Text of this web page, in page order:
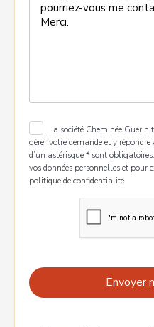
La société Cheminée
gérer votre demande et y
d’un astérisque * sont
vos données personnelles et pour
politique de confidentialité